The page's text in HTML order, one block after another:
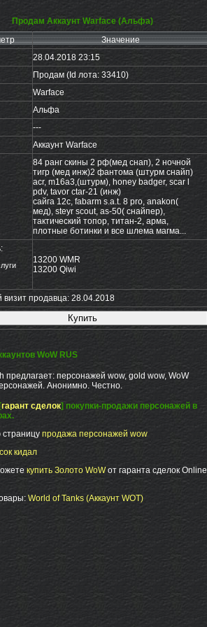
Продам Аккаунт Warface (Альфа)
Значение
28.04.2018 23:15
Продам (Id лота: 33410)
Warface
Альфа
---
Аккаунт Warface
84 ранг скины 2 рф(мед снап), 2 ночной
тигр (мед инж)2 фантома (штурм снайп)
acr, m16a3,(штурм), honey badger, scar l
pdv, tavor ctar-21 (инж)
сайга 12с, fabarm s.a.t. 8 pro, anakon(
мед), steyr scout, as-50( снайпер),
тактический топор, титан-2, арма,
плотные ботинки и все шлема магма...
13200 WMR
13200 Qiwi
визит продавца: 28.04.2018
WoW RUS
предлагает: персонажей wow, gold wow, WoW
Анонимно. Честно.
гарант сделок] покупки-продажи персонажей в
страницу продажа персонажей wow
кидал
купить Золото WoWот гаранта сделок Online
World of Tanks (Аккаунт WOT)